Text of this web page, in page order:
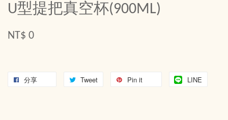
U型提把真空杯(900ML)
NT$ 0
分享 Tweet Pin it LINE